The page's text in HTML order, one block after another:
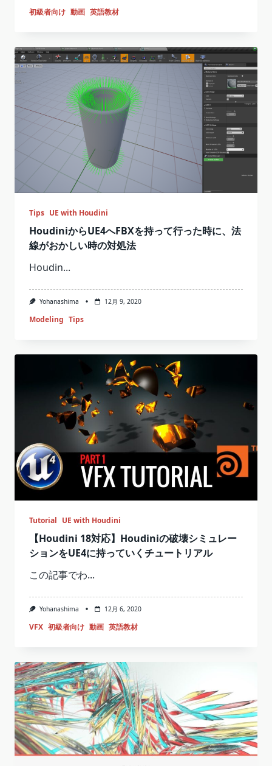
初級者向け 動画 英語教材
Tips UE with Houdini
HoudiniからUE4へFBXを持って行った時に、法
線がおかしい時の対処法
Houdin...
Yohanashima 12月 9, 2020
Modeling Tips
Tutorial UE with Houdini
【Houdini 18対応】Houdiniの破壊シミュレー
ションをUE4に持っていくチュートリアル
この記事でわ...
Yohanashima 12月 6, 2020
VFX 初級者向け 動画 英語教材